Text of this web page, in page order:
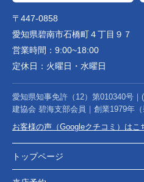
〒447-0858
愛知県碧南市石橋町４丁目９７
営業時間： 9:00~18:00
定休日： 火曜日・水曜日
愛知県知事免許（12）第010340号
建協会 碧海支部会員｜創業1979年（
お客様の声（Googleクチコミ）はこ
トップページ